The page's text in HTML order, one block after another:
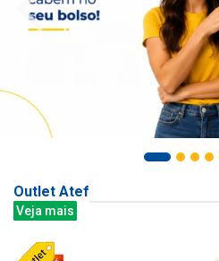
Outlet Atef
Veja mais